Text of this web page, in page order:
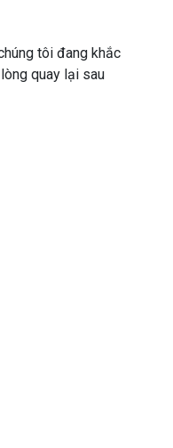
tôi đang khắc
quay lại sau